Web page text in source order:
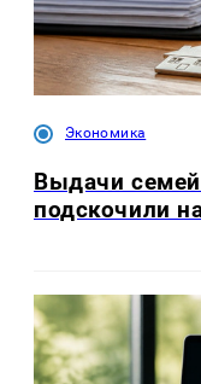
Экономика
Выдачи
подскочили